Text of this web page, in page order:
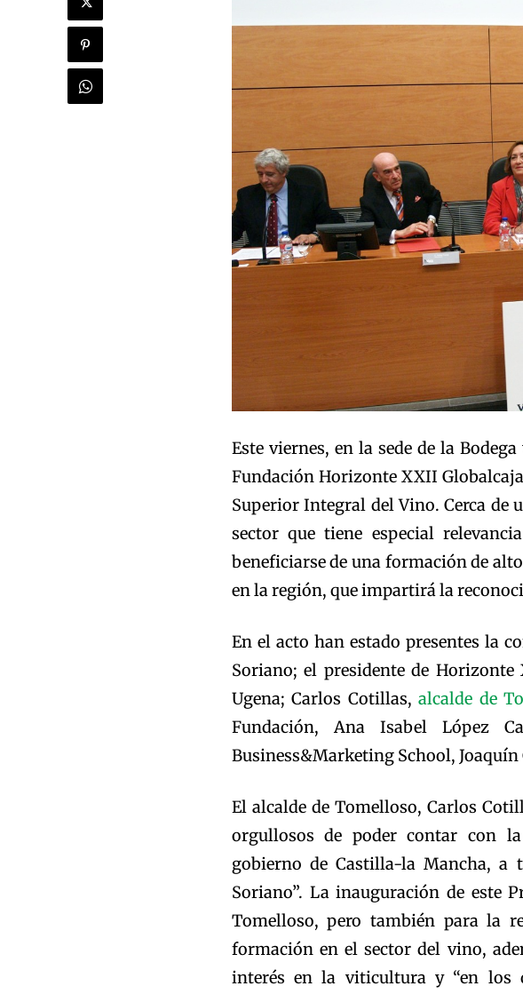
Este viernes, en la sede de la
Fundación Horizonte XXII
Superior Integral del Vino. Cerca de
sector que tiene especial
beneficiarse de una formación de
en la región, que impartirá la
En el acto han estado presentes la
Soriano; el presidente de
Ugena; Carlos Cotillas,alcalde de
Fundación, Ana Isabel López
Business&Marketing School, Joaquín
El alcalde de Tomelloso, Carlos
orgullosos de poder contar con
gobierno de Castilla-la Mancha, a
Soriano”. La inauguración de este
Tomelloso, pero también para la
formación en el sector del vino,
interés en la viticultura y “en los